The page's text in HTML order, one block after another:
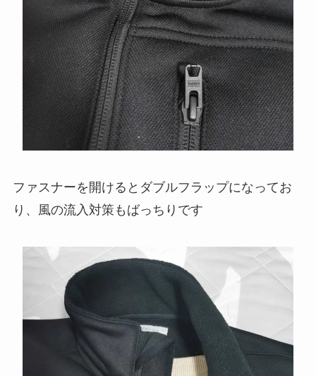
ファスナーを開けるとダブルフラップになってお
り、風の流入対策もばっちりです